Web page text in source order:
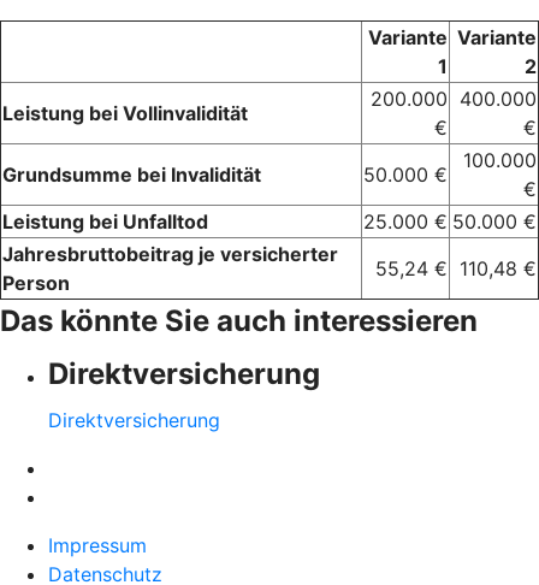
Variante
1
Variante
2
Leistung bei Vollinvalidität
200.000
€
400.000
€
Grundsumme bei Invalidität
50.000 €
100.000
€
Leistung bei Unfalltod
25.000 € 50.000 €
Jahresbruttobeitrag je versicherter
Person
55,24 € 110,48 €
Das könnte Sie auch interessieren
Direktversicherung
Direktversicherung
Impressum
Datenschutz